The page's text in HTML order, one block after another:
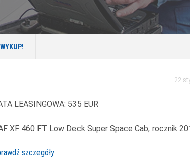
22
LEASINGOWA: 535 EUR
XF 460 FT Low Deck Super Space Cab, rocznik
szczegóły